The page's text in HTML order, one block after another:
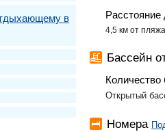
в
4,5 км от
Бассейн
Количество
Открытый
Номера